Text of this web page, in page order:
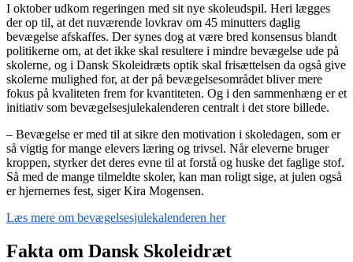
I oktober udkom regeringen med sit nye skoleudspil. Heri lægges
der op til, at det nuværende lovkrav om 45 minutters daglig
bevægelse afskaffes. Der synes dog at være bred konsensus blandt
politikerne om, at det ikke skal resultere i mindre bevægelse ude på
skolerne, og i Dansk Skoleidræts optik skal frisættelsen da også give
skolerne mulighed for, at der på bevægelsesområdet bliver mere
fokus på kvaliteten frem for kvantiteten. Og i den sammenhæng er et
initiativ som bevægelsesjulekalenderen centralt i det store billede.
– Bevægelse er med til at sikre den motivation i skoledagen, som er
så vigtig for mange elevers læring og trivsel. Når eleverne bruger
kroppen, styrker det deres evne til at forstå og huske det faglige stof.
Så med de mange tilmeldte skoler, kan man roligt sige, at julen også
er hjernernes fest, siger Kira Mogensen.
Læs mere om bevægelsesjulekalenderen her
Fakta om Dansk Skoleidræt